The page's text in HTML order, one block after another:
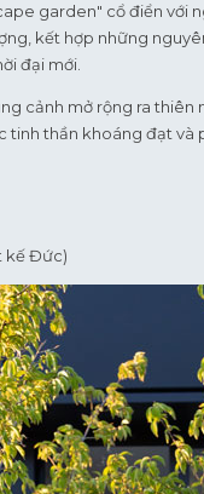
garden" cổ điển với
kết hợp những
đại mới.
cảnh mở rộng ra
thần khoáng đạt
kế Đức)